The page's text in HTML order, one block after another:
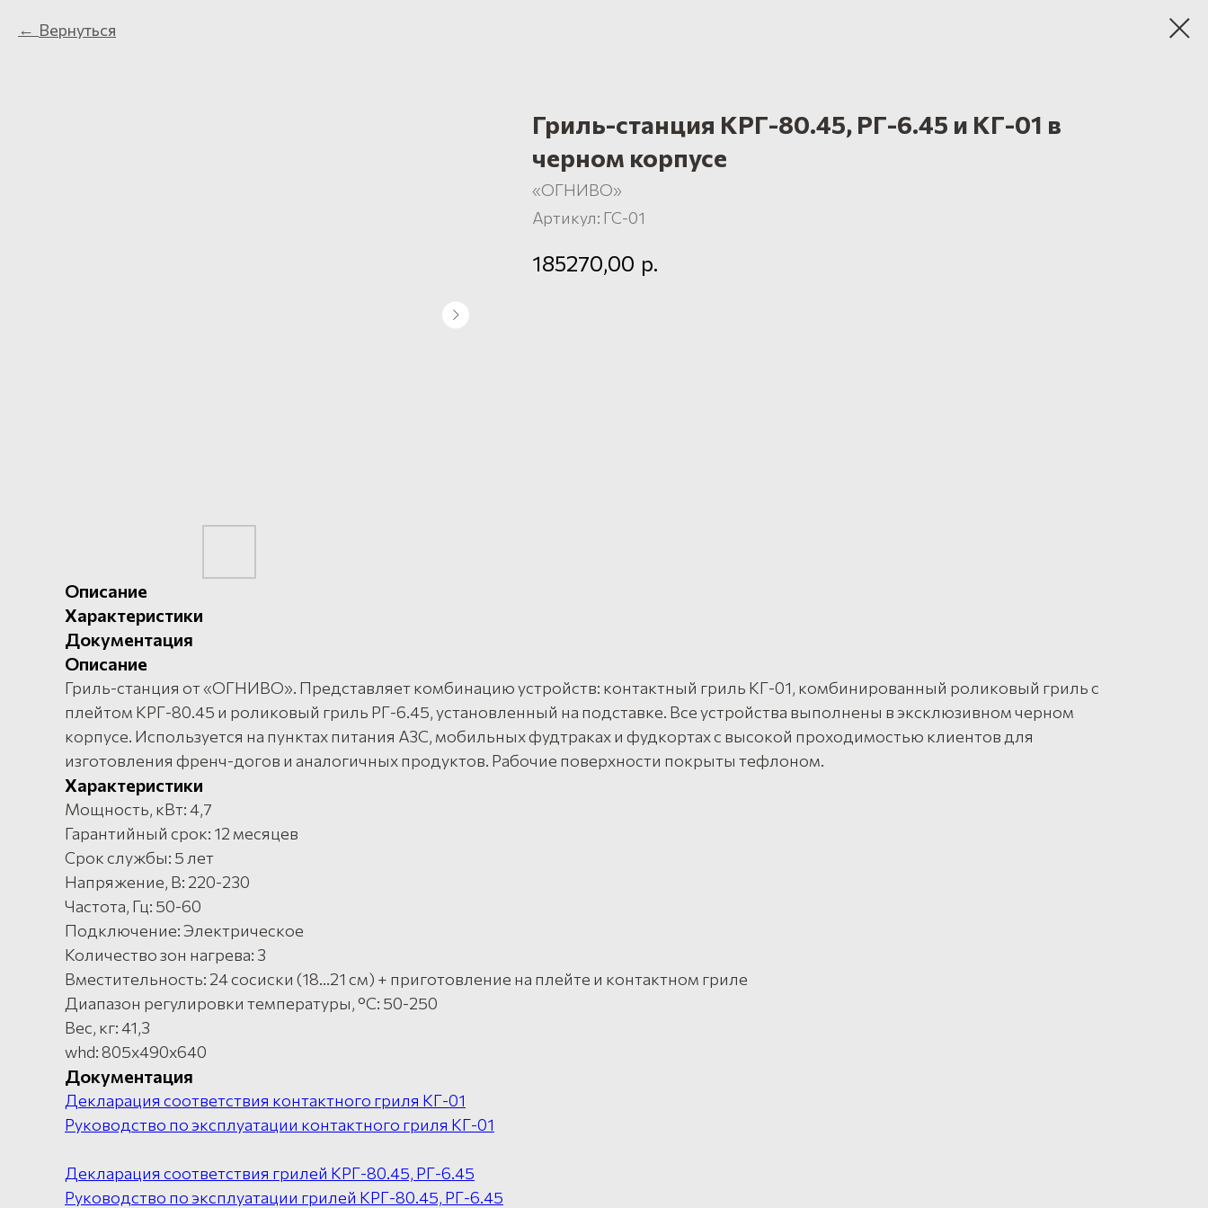
Вернуться
Гриль-станция КРГ-80.45, РГ-6.45 и КГ-01 в
черном корпусе
«ОГНИВО»
Артикул: ГС-01
185270,00 р.
Описание
Характеристики
Документация
Описание
Гриль-станция от «ОГНИВО». Представляет комбинацию устройств: контактный гриль КГ-01, комбинированный роликовый гриль с
плейтом КРГ-80.45 и роликовый гриль РГ-6.45, установленный на подставке. Все устройства выполнены в эксклюзивном черном
корпусе. Используется на пунктах питания АЗС, мобильных фудтраках и фудкортах с высокой проходимостью клиентов для
изготовления френч-догов и аналогичных продуктов. Рабочие поверхности покрыты тефлоном.
Характеристики
Мощность, кВт: 4,7
Гарантийный срок: 12 месяцев
Срок службы: 5 лет
Напряжение, В: 220-230
Частота, Гц: 50-60
Подключение: Электрическое
Количество зон нагрева: 3
Вместительность: 24 сосиски (18...21 см) + приготовление на плейте и контактном гриле
Диапазон регулировки температуры, °C: 50-250
Вес, кг: 41,3
whd: 805x490x640
Документация
Декларация соответствия контактного гриля КГ-01
Руководство по эксплуатации контактного гриля КГ-01
Декларация соответствия грилей КРГ-80.45, РГ-6.45
Руководство по эксплуатации грилей КРГ-80.45, РГ-6.45